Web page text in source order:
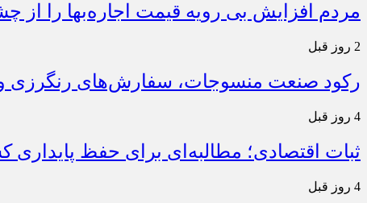
مردم افزایش بی رویه قیمت اجاره‌بها را از
2 روز قبل
رکود صنعت منسوجات، سفارش‌های رنگرزی
4 روز قبل
ثبات اقتصادی؛ مطالبه‌ای برای حفظ
4 روز قبل